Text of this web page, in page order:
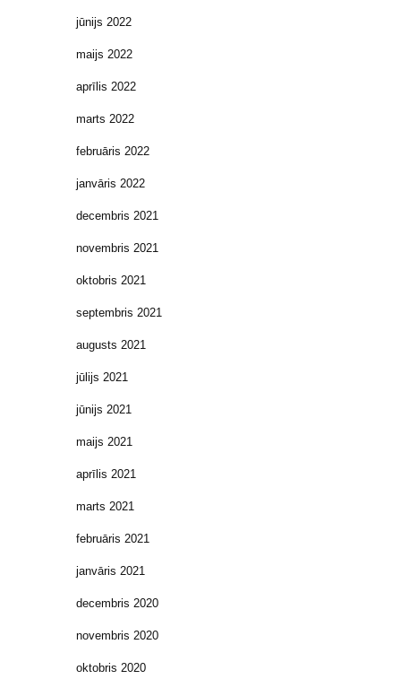
jūnijs 2022
maijs 2022
aprīlis 2022
marts 2022
februāris 2022
janvāris 2022
decembris 2021
novembris 2021
oktobris 2021
septembris 2021
augusts 2021
jūlijs 2021
jūnijs 2021
maijs 2021
aprīlis 2021
marts 2021
februāris 2021
janvāris 2021
decembris 2020
novembris 2020
oktobris 2020